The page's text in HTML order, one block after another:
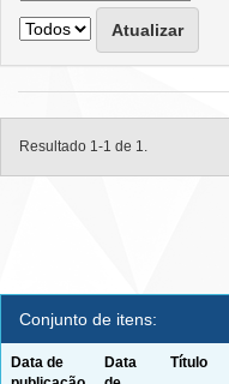
Resultado 1-1 de 1.
Conjunto de itens:
Data de
Data
Título